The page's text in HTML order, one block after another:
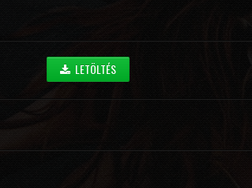
LETÖLTÉS